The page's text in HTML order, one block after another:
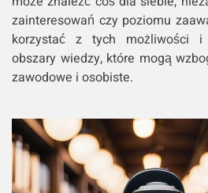
zainteresowań czy poziomu
korzystać z tych możliwości i
obszary wiedzy, które mogą
zawodowe i osobiste.